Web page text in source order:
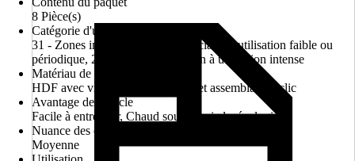
8 Pièce(s)
Catégorie d'utilisation
31 - Zones industrielles / commerciales à utilisation faible ou
périodique, 23 - Zones d'habitation à utilisation intense
Matériau de la plaque de support
HDF avec vitrification des bords et assemblage à clic
Avantage de l'article
Facile à entretenir, Chaud sous les pieds, écologique
Nuance des couleurs
Moyenne